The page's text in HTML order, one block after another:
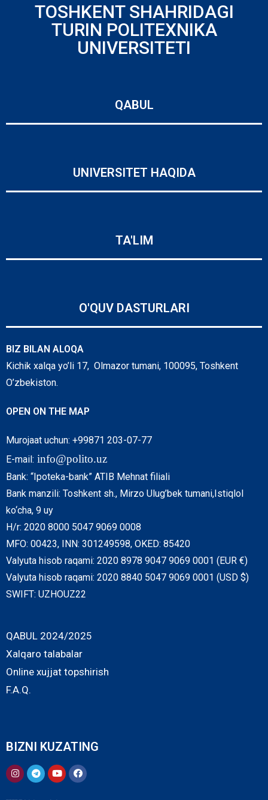
TOSHKENT SHAHRIDAGI
TURIN POLITEXNIKA
UNIVERSITETI
QABUL
UNIVERSITET HAQIDA
TA'LIM
O'QUV DASTURLARI
BIZ BILAN ALOQA
Kichik xalqa yo’li 17, Olmazor tumani, 100095, Toshkent
O’zbekiston.
OPEN ON THE MAP
Murojaat uchun: +99871 203-07-77
E-mail: info@polito.uz
Bank: “Ipoteka-bank” ATIB Mehnat filiali
Bank manzili: Toshkent sh., Mirzo Ulug’bek tumani,Istiqlol
ko‘cha, 9 uy
H/r: 2020 8000 5047 9069 0008
MFO: 00423, INN: 301249598, OKED: 85420
Valyuta hisob raqami: 2020 8978 9047 9069 0001 (EUR €)
Valyuta hisob raqami: 2020 8840 5047 9069 0001 (USD $)
SWIFT: UZHOUZ22
QABUL 2024/2025
Xalqaro talabalar
Online xujjat topshirish
F.A.Q.
BIZNI KUZATING